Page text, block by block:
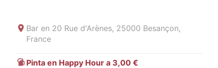
Bar en 20 Rue d'Arènes, 25000 Besançon,
France
Pinta en Happy Hour a 3,00 €